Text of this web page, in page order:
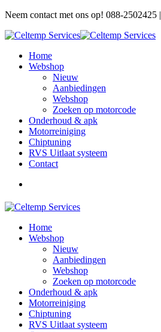
Neem contact met ons op! 088-2502425 |
Home
Webshop
Nieuw
Aanbiedingen
Webshop
Zoeken op motorcode
Onderhoud & apk
Motorreiniging
Chiptuning
RVS Uitlaat systeem
Contact
Home
Webshop
Nieuw
Aanbiedingen
Webshop
Zoeken op motorcode
Onderhoud & apk
Motorreiniging
Chiptuning
RVS Uitlaat systeem